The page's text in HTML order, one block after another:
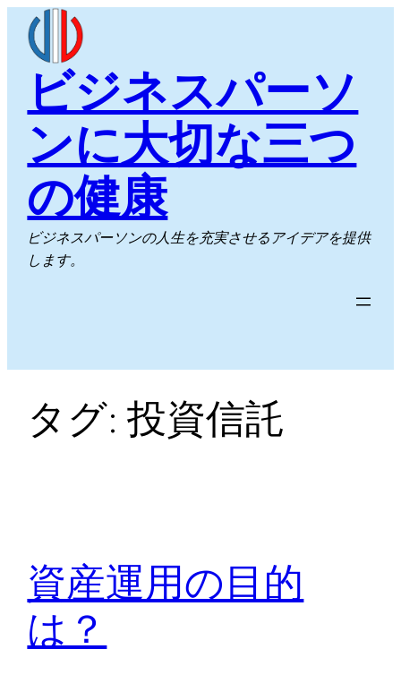
ビジネスパーソ
ンに大切な三つ
の健康
ビジネスパーソンの人生を充実させるアイデアを提供
します。
タグ:投資信託
資産運用の目的
は？